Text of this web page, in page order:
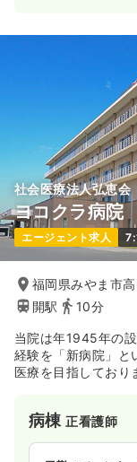
社会医療法人弘恵会
ヨコクラ病院
エージェント求人
福岡県みやま市
開駅
10分
当院は年1945年の
経験を「新病院」と
医療を目指しており
ケア外来、禁煙外
有ります。
平成28年6月に(財
病棟正看護師